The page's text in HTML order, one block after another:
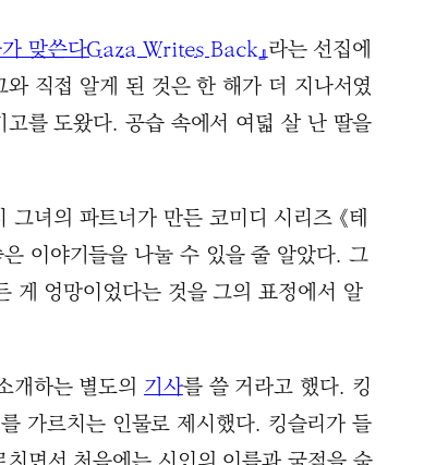
가 맞쓴다Gaza Writes Back』라는 선집에
와 직접 알게 된 것은 한 해가 더 지나서였
고를 도왔다. 공습 속에서 여덟 살 난 딸을
녀의 파트너가 만든 코미디 시리즈 《테
이야기들을 나눌 수 있을 줄 알았다. 그
엉망이었다는 것을 그의 표정에서 알
개하는 별도의기사를 쓸 거라고 했다. 킹
가르치는 인물로 제시했다. 킹슬리가 들